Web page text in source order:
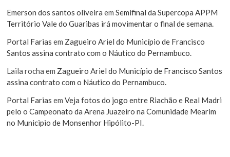
Emerson dos santos oliveira emSemifinal da Supercopa APPM
Território Vale do Guaribas irá movimentar o final de semana.
Portal Farias em Zagueiro Ariel do Município de Francisco
Santos assina contrato com o Náutico do Pernambuco.
Laila rocha em Zagueiro Ariel do Município de Francisco Santos
assina contrato com o Náutico do Pernambuco.
Portal Farias emVeja fotos do jogo entre Riachão e Real Madri
pelo o Campeonato da Arena Juazeiro na Comunidade Mearim
no Municipio de Monsenhor Hipólito-PI.